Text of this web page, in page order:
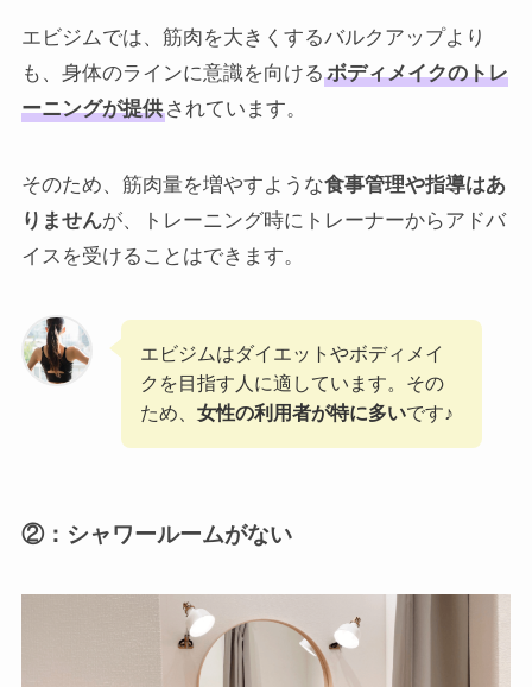
エビジムでは、筋肉を大きくするバルクアップより
も、身体のラインに意識を向ける ボディメイクのトレ
ーニングが提供されています。
そのため、筋肉量を増やすような食事管理や指導はあ
りませんが、トレーニング時にトレーナーからアドバ
イスを受けることはできます。
エビジムはダイエットやボディメイ
クを目指す人に適しています。その
ため、女性の利用者が特に多いです♪
②：シャワールームがない